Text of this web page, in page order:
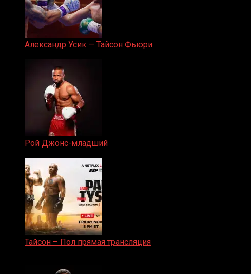
Александр Усик — Тайсон Фьюри
Рой Джонс-младший
Тайсон – Пол прямая трансляция